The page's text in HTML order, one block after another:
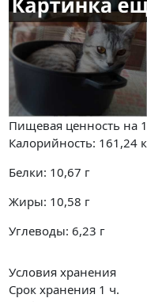
Пищевая ценность на
Калорийность: 161,24
Белки: 10,67 г
Жиры: 10,58 г
Углеводы: 6,23 г
Условия хранения
Срок хранения 1 ч.